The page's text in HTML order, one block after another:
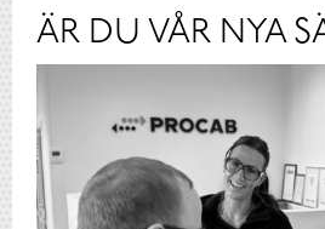
ÄR DU VÅR NYA